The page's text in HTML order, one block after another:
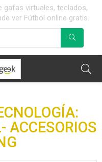
virtuales, teclados,
ver Fútbol online gratis.
ACCESORIOS